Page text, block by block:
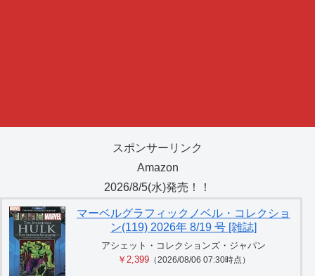
スポンサーリンク
Amazon
2026/8/5(水)発売！！
マーベルグラフィックノベル・コレクショ
ン(119) 2026年 8/19 号 [雑誌]
アシェット・コレクションズ・ジャパン
￥2,399（2026/08/06 07:30時点）